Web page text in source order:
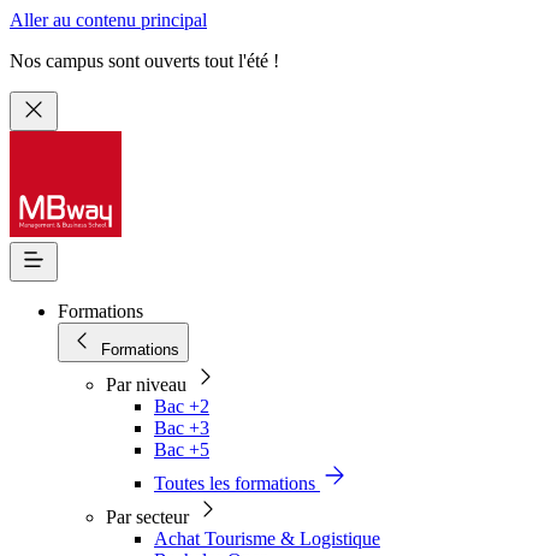
Aller au contenu principal
Nos campus sont ouverts tout l'été !
Formations
Formations
Par niveau
Bac +2
Bac +3
Bac +5
Toutes les formations
Par secteur
Achat Tourisme & Logistique